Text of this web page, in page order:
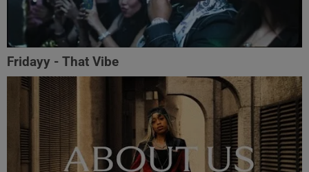
Fridayy - That Vibe